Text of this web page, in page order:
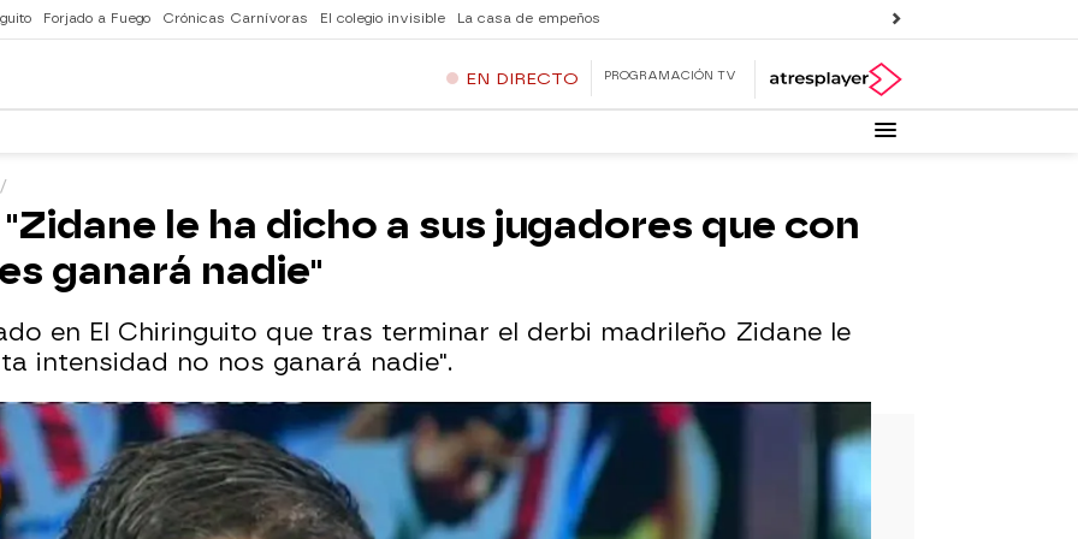
Forjado a Fuego Crónicas Carnívoras El colegio invisible La casa de empeños
EN DIRECTO PROGRAMACIÓN TV
le ha dicho a sus jugadores que con
ganará nadie"
en El Chiringuito que tras terminar el derbi madrileño Zidane le
intensidad no nos ganará nadie".